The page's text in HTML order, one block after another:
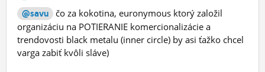
@savu
čo za kokotina, euronymous ktorý založil
organizáciu na POTIERANIE komercionalizácie a
trendovosti black metalu (inner circle) by asi ťažko chcel
varga zabiť kvôli sláve)